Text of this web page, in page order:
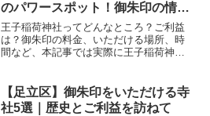
のパワースポット！御朱印の情報
やご利益、歴史をご紹介しま
す！〜
王子稲荷神社ってどんなところ？ご利益
は？御朱印の料金、いただける場所、時
間など、本記事では実際に王子稲荷神社
社とは？王子稲荷神社は、康平年間に源
頼義が「関東稲荷総司」...
【足立区】御朱印をいただける寺
社5選｜歴史とご利益を訪ねて